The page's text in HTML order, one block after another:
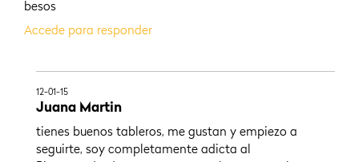
besos
Accede para responder
12-01-15
Juana Martin
tienes buenos tableros, me gustan y empiezo a
seguirte, soy completamente adicta al